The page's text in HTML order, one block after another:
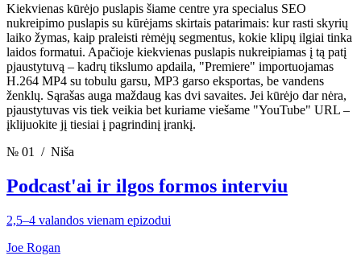
Kiekvienas kūrėjo puslapis šiame centre yra specialus SEO
nukreipimo puslapis su kūrėjams skirtais patarimais: kur rasti skyrių
laiko žymas, kaip praleisti rėmėjų segmentus, kokie klipų ilgiai tinka
laidos formatui. Apačioje kiekvienas puslapis nukreipiamas į tą patį
pjaustytuvą – kadrų tikslumo apdaila, "Premiere" importuojamas
H.264 MP4 su tobulu garsu, MP3 garso eksportas, be vandens
ženklų. Sąrašas auga maždaug kas dvi savaites. Jei kūrėjo dar nėra,
pjaustytuvas vis tiek veikia bet kuriame viešame "YouTube" URL –
įklijuokite jį tiesiai į pagrindinį įrankį.
№ 01
/ Niša
Podcast'ai ir ilgos formos interviu
2,5–4 valandos vienam epizodui
Joe Rogan